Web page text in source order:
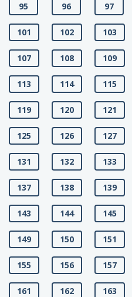
95 96 97
101 102 103
107 108 109
113 114 115
119 120 121
125 126 127
131 132 133
137 138 139
143 144 145
149 150 151
155 156 157
161 162 163